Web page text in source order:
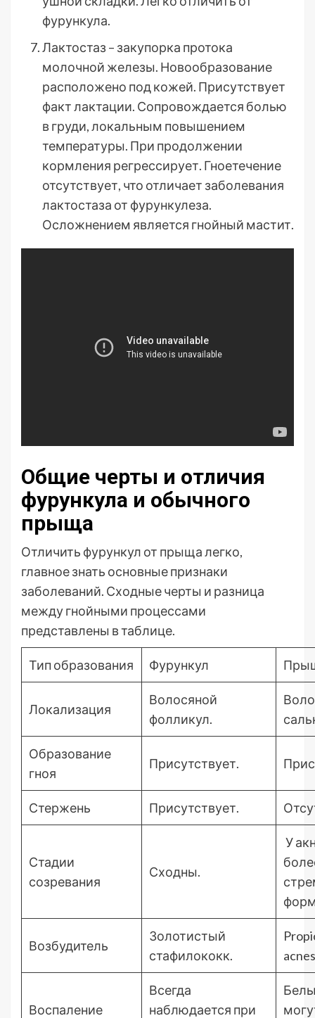
фурункула.
Лактостаз – закупорка протока
молочной железы. Новообразование
расположено под кожей. Присутствует
факт лактации. Сопровождается болью
в груди, локальным повышением
температуры. При продолжении
кормления регрессирует. Гноетечение
отсутствует, что отличает заболевания
лактостаза от фурункулеза.
Осложнением является гнойный мастит.
Общие черты и отличия
фурункула и обычного
прыща
Отличить фурункул от прыща легко,
главное знать основные признаки
заболеваний. Сходные черты и разница
между гнойными процессами
представлены в таблице.
Тип образования Фурункул
Локализация
Волосяной
фолликул.
Образование
гноя
Присутствует.
Стержень Присутствует.
Стадии
созревания
Сходны.
У
Возбудитель
Золотистый
стафилококк.
Воспаление
Всегда
наблюдается при